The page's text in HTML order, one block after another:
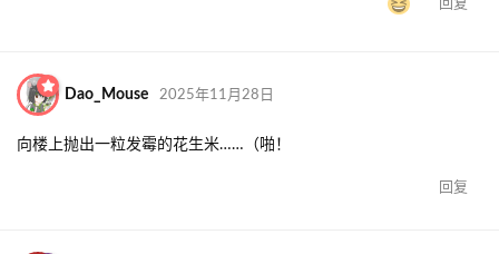
回复
Dao_Mouse 2025年11月28日
向楼上抛出一粒发霉的花生米……（啪！
回复